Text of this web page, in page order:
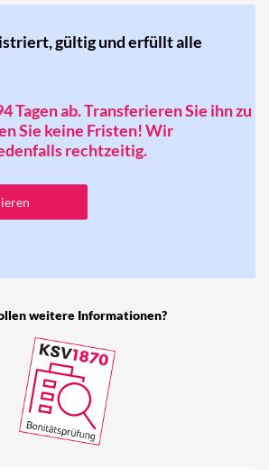
gültig und erfüllt alle
Tagen ab. Transferieren Sie ihn zu
Sie keine Fristen! Wir
rechtzeitig.
weitere Informationen?